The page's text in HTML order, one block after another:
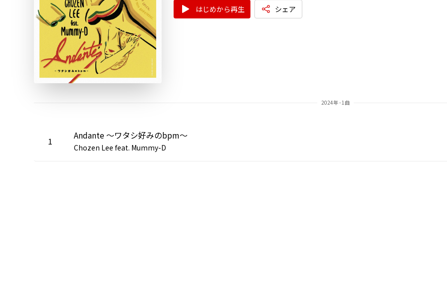
はじめから再生 シェア
2024年 - 1曲
1 Andante ～ワタシ好みのbpm～
Chozen Lee feat. Mummy-D